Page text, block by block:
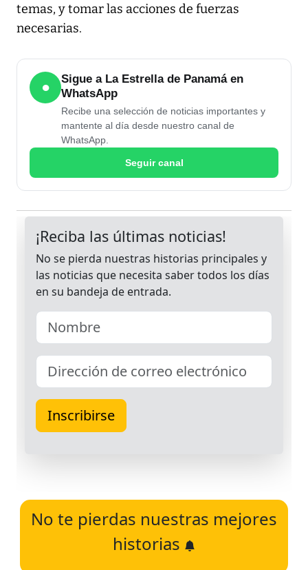
temas, y tomar las acciones de fuerzas
necesarias.
●
Sigue a La Estrella de Panamá en
WhatsApp
Recibe una selección de noticias importantes y
mantente al día desde nuestro canal de
WhatsApp.
Seguir canal
No te pierdas nuestras mejores
historias